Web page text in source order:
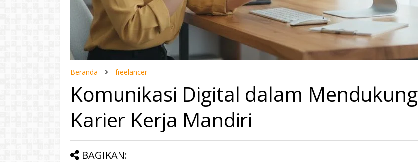
Beranda freelancer
Komunikasi Digital dalam Mendukung
Karier Kerja Mandiri
BAGIKAN: